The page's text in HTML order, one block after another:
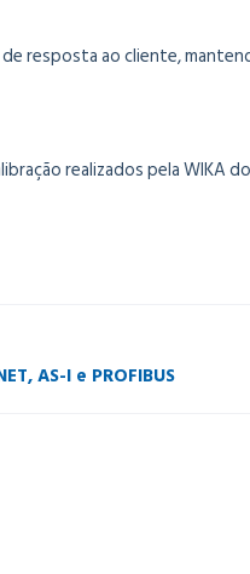
resposta ao cliente,
realizados pela WIKA
AS-I e PROFIBUS